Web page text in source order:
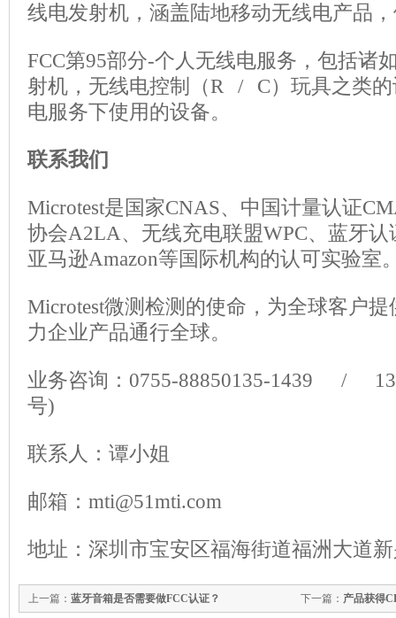
线电发射机，涵盖陆地移动无线电产品
FCC第95部分-个人无线电服务，包括诸
射机，无线电控制（R / C）玩具之类
电服务下使用的设备。
联系我们
Microtest是国家CNAS、中国计量认证
协会A2LA、无线充电联盟WPC、蓝牙
亚马逊Amazon等国际机构的认可实验室
Microtest微测检测的使命，为全球客户
力企业产品通行全球。
业务咨询：0755-88850135-1439 /
号)
联系人：谭小姐
邮箱：mti@51mti.com
地址：深圳市宝安区福海街道福洲大道
下一篇： 产品获得
上一篇： 蓝牙音箱是否需要做FCC认证？